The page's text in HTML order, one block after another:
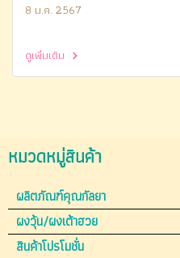
8 ม.ค. 2567
ดูเพิ่มเติม
หมวดหมู่สินค้า
ผลิตภัณฑ์คุณกัลยา
ผงวุ้น/ผงเต้าฮวย
สินค้าโปรโมชั่น